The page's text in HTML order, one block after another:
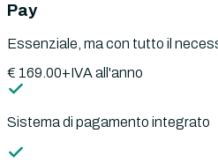
Pay
Essenziale, ma con tutto il
€ 169.00+IVA all'anno
Sistema di pagamento integrato